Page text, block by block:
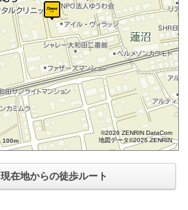
100m
©2026 ZENRIN DataCom
地図データ©2026 ZENRIN
現在地からの徒歩ルート